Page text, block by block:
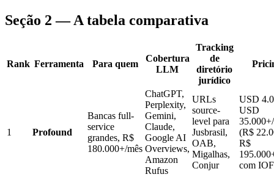
Seção 2 — A tabela comparativa
Rank Ferramenta Para quem
Cobertura
LLM
Tracking
de
diretório
jurídico
1 Profound
Bancas full-
service
grandes, R$
180.000+/mês
ChatGPT,
Perplexity,
Gemini,
Claude,
Google AI
Overviews,
Amazon
Rufus
URLs
source-
level para
Jusbrasil,
OAB,
Migalhas,
Conjur
USD
USD
(R$
R$
com